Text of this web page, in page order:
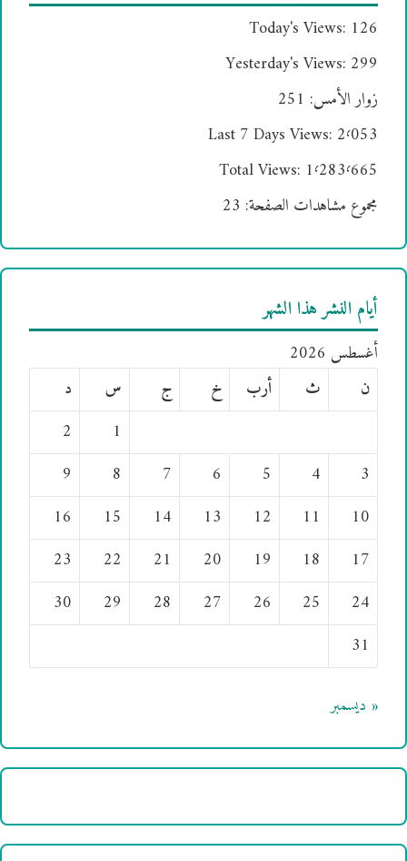
Today's Views: 126
Yesterday's Views: 299
زوار الأمس: 251
Last 7 Days Views: 2٬053
Total Views: 1٬283٬665
مجموع مشاهدات الصفحة: 23
أيام النشر هذا الشهر
أغسطس 2026
ن
ث أرب خ ج س
د
1
2
3
4
5
6
7
8
9
10
11
12
13
14
15
16
17
18
19
20
21
22
23
24
25
26
27
28
29
30
31
« ديسمبر